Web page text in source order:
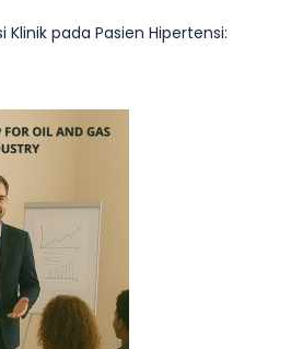
Klinik pada Pasien Hipertensi: